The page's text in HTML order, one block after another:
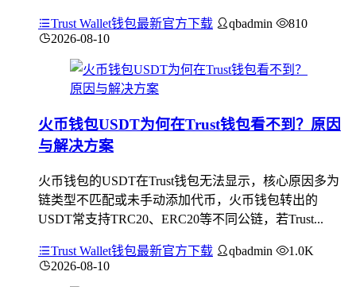
Trust Wallet钱包最新官方下载 qbadmin
810
2026-08-10
火币钱包USDT为何在Trust钱包看不到？原因
与解决方案
火币钱包的USDT在Trust钱包无法显示，核心原因多为
链类型不匹配或未手动添加代币，火币钱包转出的
USDT常支持TRC20、ERC20等不同公链，若Trust...
Trust Wallet钱包最新官方下载 qbadmin
1.0K
2026-08-10